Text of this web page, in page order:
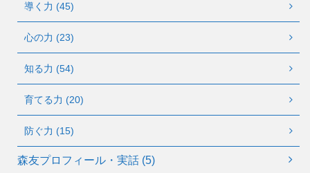
導く力 (45)
心の力 (23)
知る力 (54)
育てる力 (20)
防ぐ力 (15)
森友プロフィール・実話 (5)